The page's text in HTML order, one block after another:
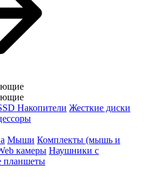
Накопители Жесткие диски
Мыши Комплекты (мышь и
камеры Наушники с
планшеты